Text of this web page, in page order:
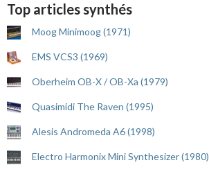
Top articles synthés
Moog Minimoog (1971)
EMS VCS3 (1969)
Oberheim OB-X / OB-Xa (1979)
Quasimidi The Raven (1995)
Alesis Andromeda A6 (1998)
Electro Harmonix Mini Synthesizer (1980)